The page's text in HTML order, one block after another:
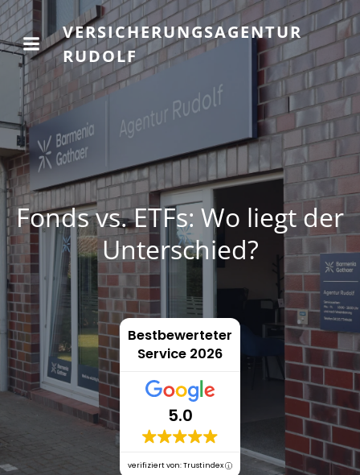
VERSICHERUNGSAGENTUR
RUDOLF
Fonds vs. ETFs: Wo liegt der
Unterschied?
Bestbewerteter
Service 2026
5.0
verifiziert von: Trustindex